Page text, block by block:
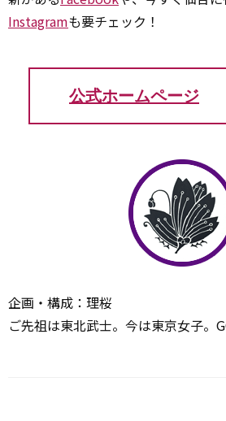
Instagramも要チェック！
公式ホームページ
企画・構成：理桜
ご先祖は東北武士。今は東京女子。